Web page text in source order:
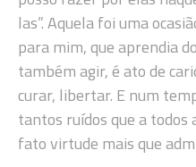
las”. Aquela foi uma
para mim, que aprendia
também agir, é ato de
curar, libertar. E num
tantos ruídos que a todos
fato virtude mais que